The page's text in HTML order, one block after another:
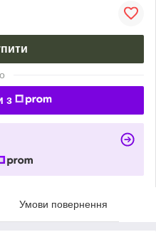
з
Умови повернення